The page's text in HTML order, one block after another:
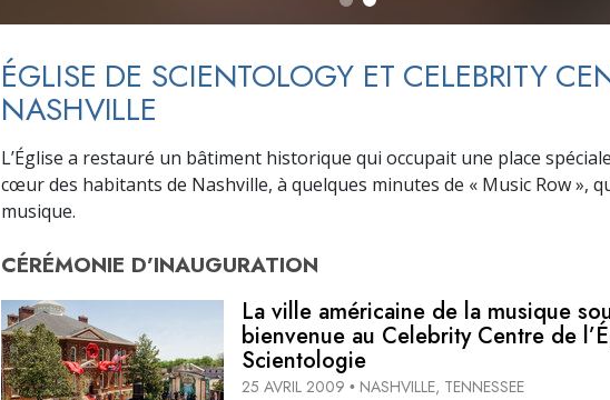
ÉGLISE DE SCIENTOLOGY ET CELEBRITY
NASHVILLE
L’Église a restauré un bâtiment historique qui occupait une place
cœur des habitants de Nashville, à quelques minutes de « Music Row »,
musique.
CÉRÉMONIE D’INAUGURATION
La ville américaine de la musique
bienvenue au Celebrity Centre de
Scientologie
25 AVRIL 2009 • NASHVILLE, TENNESSEE